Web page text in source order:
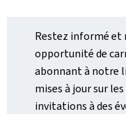
Restez informé et
opportunité de
abonnant à notre
mises à jour sur
invitations à des